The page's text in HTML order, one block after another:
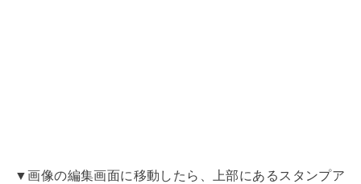
▼画像の編集画面に移動したら、上部にあるスタンプア